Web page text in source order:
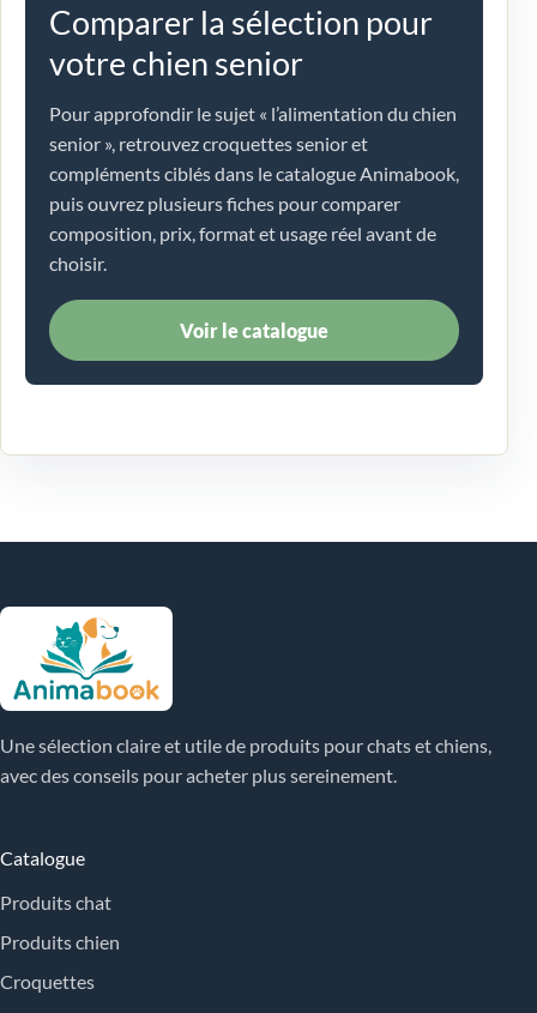
Comparer la sélection pour
votre chien senior
Pour approfondir le sujet « l’alimentation du chien
senior », retrouvez croquettes senior et
compléments ciblés dans le catalogue Animabook,
puis ouvrez plusieurs fiches pour comparer
composition, prix, format et usage réel avant de
choisir.
Voir le catalogue
Une sélection claire et utile de produits pour chats et chiens,
avec des conseils pour acheter plus sereinement.
Catalogue
Produits chat
Produits chien
Croquettes